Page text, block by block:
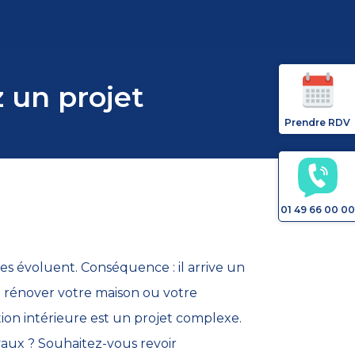
un projet
évoluent. Conséquence : il arrive un
votre maison ou votre
intérieure est un projet complexe.
? Souhaitez-vous revoir
Prendre RDV
01 49 66 00 00